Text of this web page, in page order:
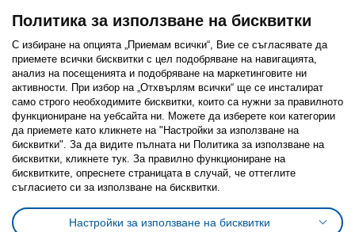
Последвайте ни:
FacebookTwitterYoutubePinterestInstagram
Политика за използване на бисквитки (Cookies)
Избор на настройки за използване на бисквитки
Условия за ползване на ikea.bgОбща политика за личните данни
Политика за използване на бисквитки
С избиране на опцията „Приемам всички“, Вие се съгласявате да
приемете всички бисквитки с цел подобряване на навигацията,
анализ на посещенията и подобряване на маркетинговите ни
активности. При избор на „Отхвърлям всички“ ще се инсталират
само строго необходимитe бисквитки, които са нужни за правилното
функциониране на уебсайта ни. Можете да изберете кои категории
да приемете като кликнете на "Настройки за използване на
бисквитки". За да видите пълната ни Политика за използване на
бисквитки, кликнете тук. За правилно функциониране на
бисквитките, опреснете страницата в случай, че оттеглите
съгласието си за използване на бисквитки.
Настройки за използване на бисквитки